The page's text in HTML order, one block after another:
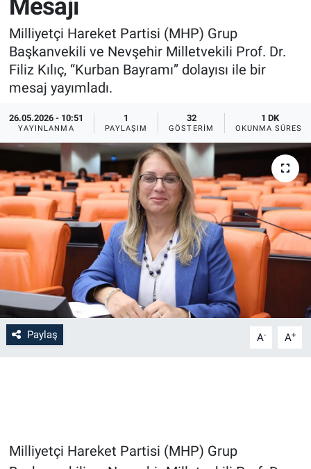
Mesajı
Milliyetçi Hareket Partisi (MHP) Grup
Başkanvekili ve Nevşehir Milletvekili Prof. Dr.
Filiz Kılıç, “Kurban Bayramı” dolayısı ile bir
mesaj yayımladı.
26.05.2026 - 10:51
YAYINLANMA
1
PAYLAŞIM
32
GÖSTERIM
1 DK
OKUNMA SÜRESI
Paylaş A- A+
Milliyetçi Hareket Partisi (MHP) Grup
Sağlık
Yerel
Genel
Asayiş
İlan - Duyuru- Mesaj
Türkiye Gündemi
Sizden Gelenler
Yaşam
Sağlık
Eğitim
Kültür
3.Sayfa
Medya
Bilim-Tek
Kayseri
İlan - Duyuru- Mesaj
Türkiye Gündemi
Sizden Gelenler